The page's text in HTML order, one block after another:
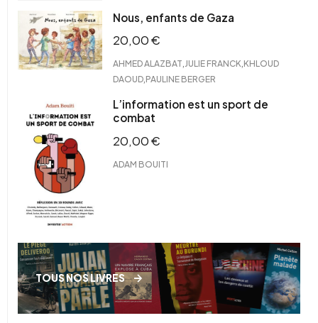
Nous, enfants de Gaza
20,00€
AHMED ALAZBAT JULIE FRANCK KHLOUD
DAOUD PAULINE BERGER
L’information est un sport de
combat
20,00€
ADAM BOUITI
TOUS NOS LIVRES